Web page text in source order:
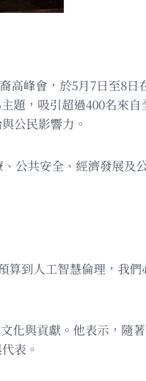
高峰會，於5月7日至8日
，吸引超過400名來自
公民影響力。
公共安全、經濟發展及
到人工智慧倫理，我
化與貢獻。他表示，隨
表。